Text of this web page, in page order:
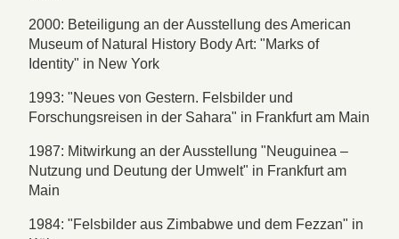
2000: Beteiligung an der Ausstellung des American
Museum of Natural History Body Art: "Marks of
Identity" in New York
1993: "Neues von Gestern. Felsbilder und
Forschungsreisen in der Sahara" in Frankfurt am Main
1987: Mitwirkung an der Ausstellung "Neuguinea –
Nutzung und Deutung der Umwelt" in Frankfurt am
Main
1984: "Felsbilder aus Zimbabwe und dem Fezzan" in